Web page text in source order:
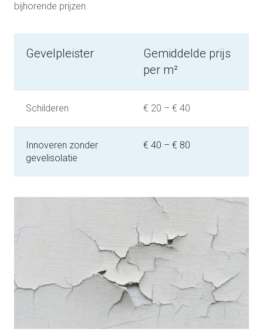
bijhorende prijzen.
Gevelpleister
Gemiddelde prijs
per m²
Schilderen € 20 – € 40
Innoveren zonder
gevelisolatie
€ 40 – € 80
Innoveren met
€ 100 – € 140